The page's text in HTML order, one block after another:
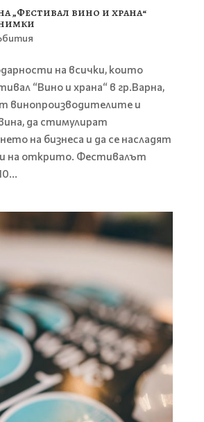
„Фестивал вино и храна“
на всички, които
“Вино и храна“ в гр.Варна,
винопроизводителите и
да стимулират
на бизнеса и да се насладят
на открито. Фестивалът